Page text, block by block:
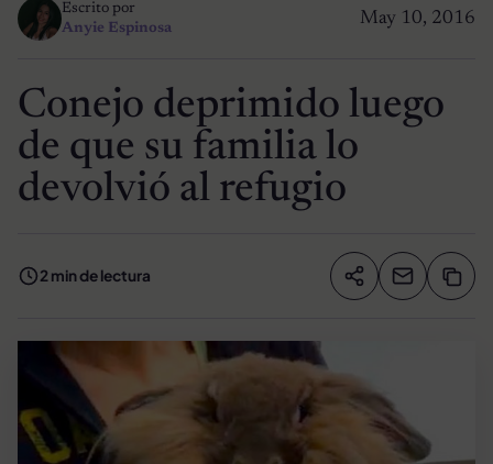
May 10, 2016
Escrito por
Anyie Espinosa
Conejo deprimido luego
de que su familia lo
devolvió al refugio
2 min de lectura Compartir